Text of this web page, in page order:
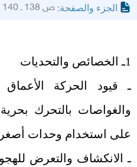
الجزء والصفحة: ص 138 ـ 140
1ـ الخصائص والتحديات
ـ قيود الحركة
والغواصات بالتحرك
على استخدام وحدات
ـ الانكشاف والتعرض